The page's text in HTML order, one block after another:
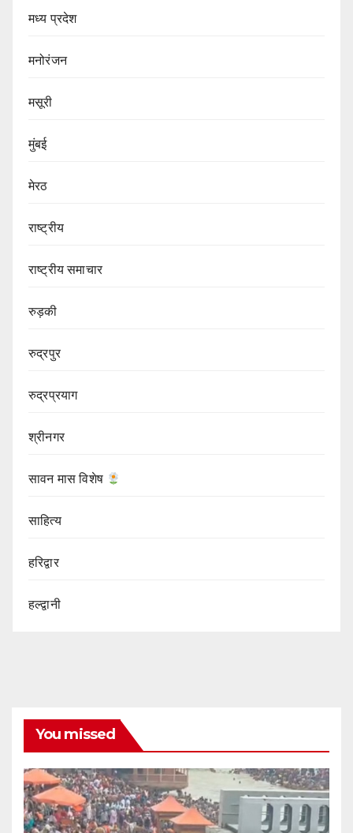
मध्य प्रदेश
मनोरंजन
मसूरी
मुंबई
मेरठ
राष्ट्रीय
राष्ट्रीय समाचार
रुड़की
रुद्रपुर
रुद्रप्रयाग
श्रीनगर
सावन मास विशेष
साहित्य
हरिद्वार
हल्द्वानी
You missed